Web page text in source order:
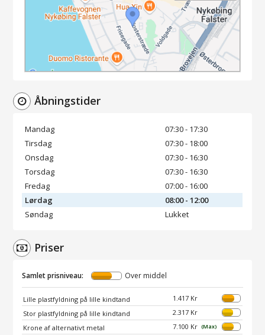
Åbningstider
Mandag
07:30 - 17:30
Tirsdag
07:30 - 18:00
Onsdag
07:30 - 16:30
Torsdag
07:30 - 16:30
Fredag
07:00 - 16:00
Lørdag
08:00 - 12:00
Søndag
Lukket
Priser
Samlet prisniveau: Over middel
Lille plastfyldning på lille kindtand
1.417 Kr
Stor plastfyldning på lille kindtand
2.317 Kr
Krone af alternativt metal
7.100 Kr (Max)